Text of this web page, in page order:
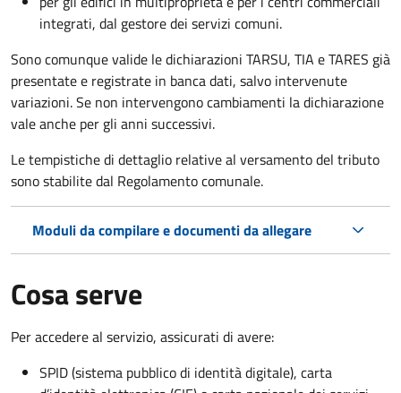
integrati, dal gestore dei servizi comuni.
Sono comunque valide le dichiarazioni TARSU, TIA e TARES già
presentate e registrate in banca dati, salvo intervenute
variazioni. Se non intervengono cambiamenti la dichiarazione
vale anche per gli anni successivi.
Le tempistiche di dettaglio relative al versamento del tributo
sono stabilite dal Regolamento comunale.
Moduli da compilare e documenti da allegare
Cosa serve
Per accedere al servizio, assicurati di avere:
SPID (sistema pubblico di identità digitale), carta